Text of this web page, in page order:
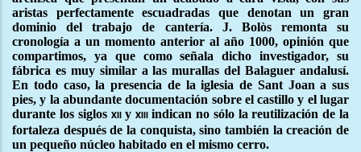
aristas perfectamente escuadradas que denotan un gran
dominio del trabajo de cantería. J. Bolòs remonta su
cronología a un momento anterior al año 1000, opinión que
compartimos, ya que como señala dicho investigador, su
fábrica es muy similar a las murallas del Balaguer andalusí.
En todo caso, la presencia de la iglesia de Sant Joan a sus
pies, y la abundante documentación sobre el castillo y el lugar
durante los siglos xiiyxiiiindican no sólo la reutilización de la
fortaleza después de la conquista, sino también la creación de
un pequeño núcleo habitado en el mismo cerro.